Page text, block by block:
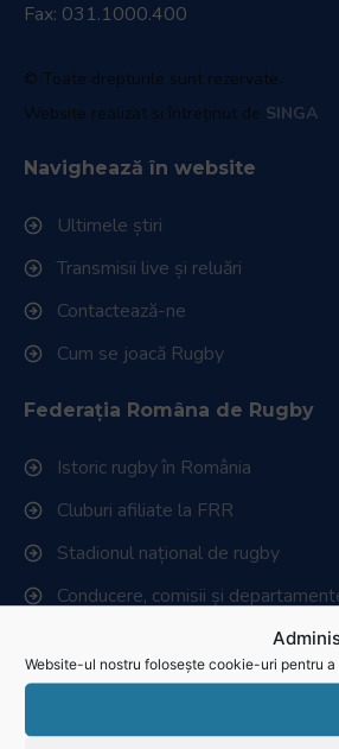
Website-ul nostru folosește cookie-uri pentru
Fax: 031.1000.400
© Toate drepturile sunt rezervate.
Website realizat și întreținut de SINGA
Navighează în website
Ultimele știri
Transmisii live și reluări
Contactează-ne
Cum se joacă Rugby
Federația Româna de Rugby
Istoric rugby în România
Cluburi afiliate la FRR
Stadionul național de rugby
Conducere, comisii și
Link-uri utile